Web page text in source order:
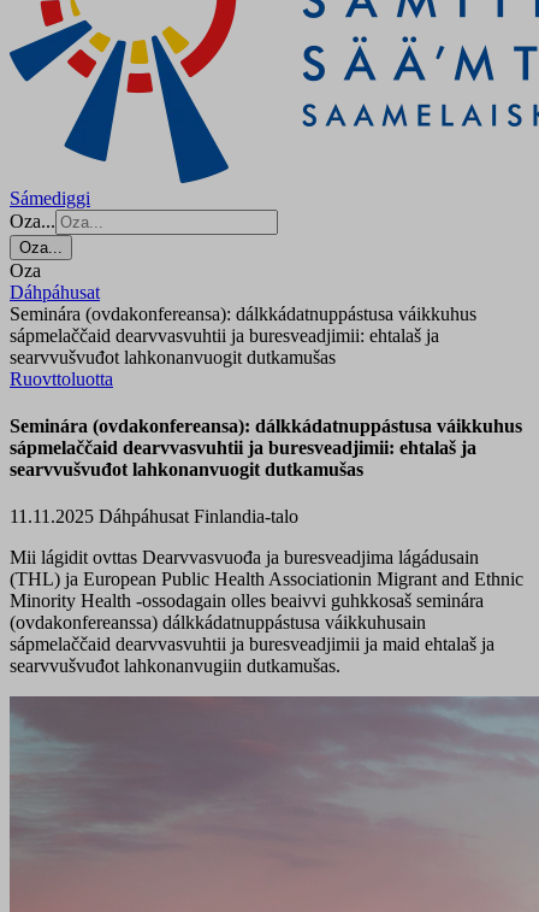
Sámediggi
Oza...
Oza...
Oza
Dáhpáhusat
Seminára (ovdakonfereansa): dálkkádatnuppástusa váikkuhus
sápmelaččaid dearvvasvuhtii ja buresveadjimii: ehtalaš ja
searvvušvuđot lahkonanvuogit dutkamušas
Ruovttoluotta
Seminára (ovdakonfereansa): dálkkádatnuppástusa váikkuhus
sápmelaččaid dearvvasvuhtii ja buresveadjimii: ehtalaš ja
searvvušvuđot lahkonanvuogit dutkamušas
11.11.2025 Dáhpáhusat Finlandia-talo
Mii lágidit ovttas Dearvvasvuođa ja buresveadjima lágádusain
(THL) ja European Public Health Associationin Migrant and Ethnic
Minority Health -ossodagain olles beaivvi guhkkosaš seminára
(ovdakonfereanssa) dálkkádatnuppástusa váikkuhusain
sápmelaččaid dearvvasvuhtii ja buresveadjimii ja maid ehtalaš ja
searvvušvuđot lahkonanvugiin dutkamušas.